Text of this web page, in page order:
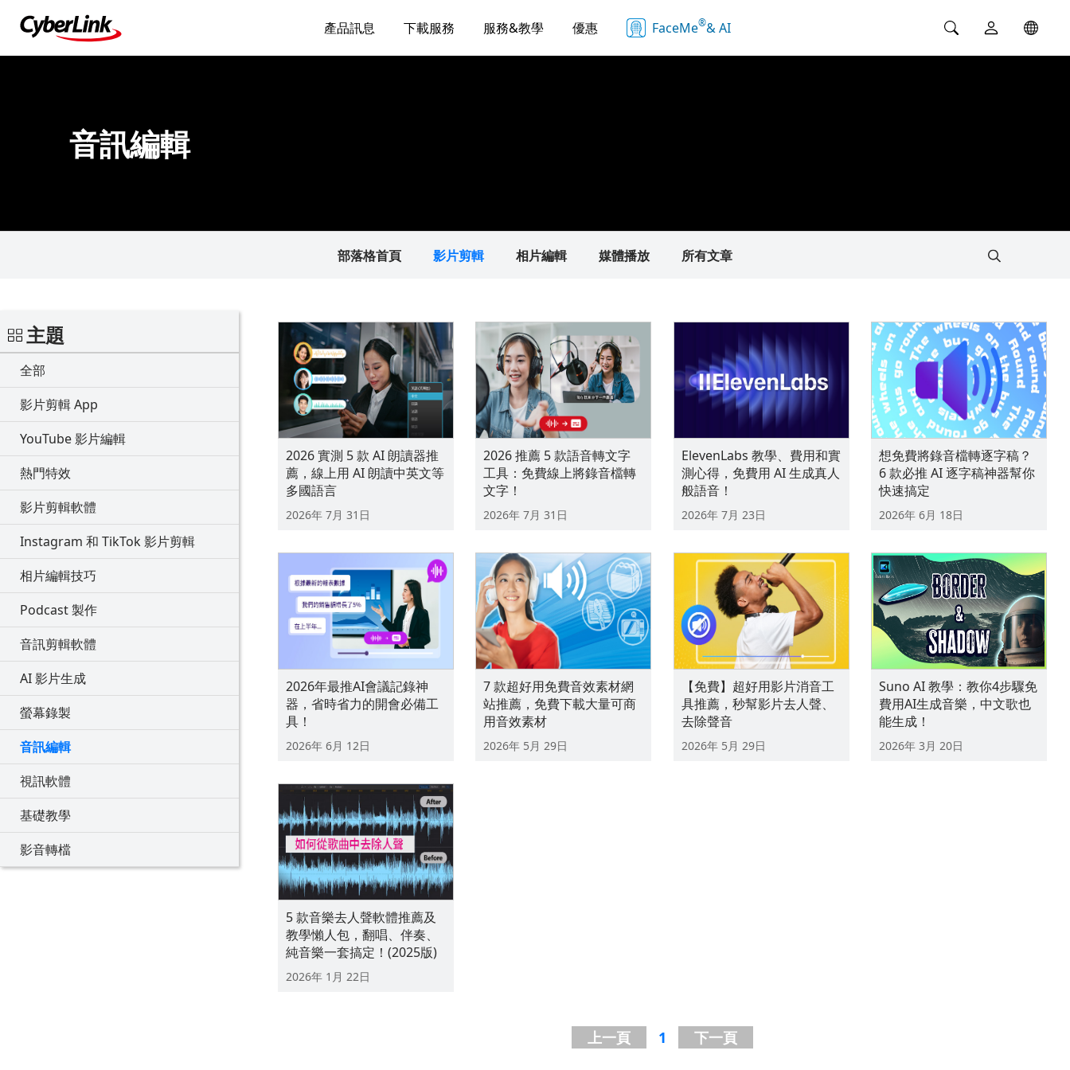
產品訊息 下載服務 服務&教學 優惠 FaceMe®& AI
音訊編輯
部落格首頁 影片剪輯 相片編輯 媒體播放 所有文章
主題
全部
影片剪輯 App
YouTube 影片編輯
熱門特效
影片剪輯軟體
Instagram 和 TikTok 影片剪輯
相片編輯技巧
Podcast 製作
音訊剪輯軟體
AI 影片生成
螢幕錄製
音訊編輯
視訊軟體
基礎教學
影音轉檔
2026 實測 5 款 AI 朗讀器推
薦，線上用 AI 朗讀中英文等
多國語言
2026年 7月 31日
2026 推薦 5 款語音轉文字
工具：免費線上將錄音檔轉
文字！
2026年 7月 31日
ElevenLabs 教學、費用和實
測心得，免費用 AI 生成真人
般語音！
2026年 7月 23日
想免費將錄音檔轉逐字稿？
6 款必推 AI 逐字稿神器幫你
快速搞定
2026年 6月 18日
2026年最推AI會議記錄神
器，省時省力的開會必備工
具！
2026年 6月 12日
7 款超好用免費音效素材網
站推薦，免費下載大量可商
用音效素材
2026年 5月 29日
【免費】超好用影片消音工
具推薦，秒幫影片去人聲、
去除聲音
2026年 5月 29日
Suno AI 教學：教你4步驟免
費用AI生成音樂，中文歌也
能生成！
2026年 3月 20日
5 款音樂去人聲軟體推薦及
教學懶人包，翻唱、伴奏、
純音樂一套搞定！(2025版)
2026年 1月 22日
上一頁 1 下一頁